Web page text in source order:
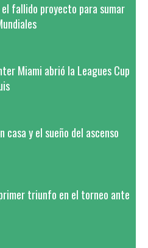
el fallido proyecto para sumar
Miami abrió la Leagues Cup
casa y el sueño del ascenso
triunfo en el torneo ante